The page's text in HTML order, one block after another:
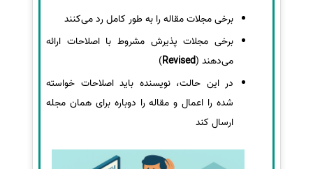
برخی مجلات مقاله را به طور کامل رد می‌کنند
برخی مجلات پذیرش مشروط با اصلاحات ارائه
می‌دهند (Revised
)
در این حالت، نویسنده باید اصلاحات خواسته
شده را اعمال و مقاله را دوباره برای همان مجله
ارسال کند